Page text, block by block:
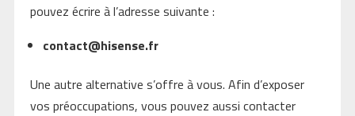
pouvez écrire à l’adresse suivante :
contact@hisense.fr
Une autre alternative s’offre à vous. Afin d’exposer
vos préoccupations, vous pouvez aussi contacter